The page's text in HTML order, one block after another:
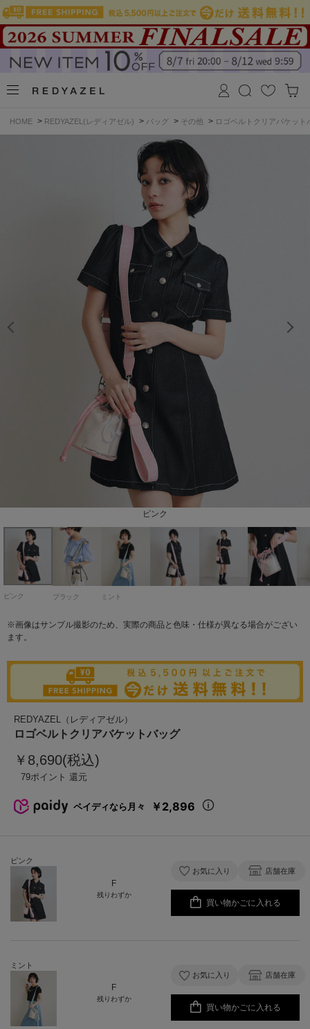
HOME > REDYAZEL(レディアゼル) > バッグ > その他 > ロゴベルトクリアバケット
ピンク
ブラック
ミント
ピンク ブラック ミント
※画像はサンプル撮影のため、実際の商品と色味・仕様が異なる場合がござい
ます。
REDYAZEL（レディアゼル）
ロゴベルトクリアバケットバッグ
￥8,690(税込)
79
ピンク
F
残りわずか
お気に入り 店舗在庫
買い物かごに入れる
ミント
F
残りわずか
お気に入り 店舗在庫
買い物かごに入れる
ペイディなら月々 ￥2,896